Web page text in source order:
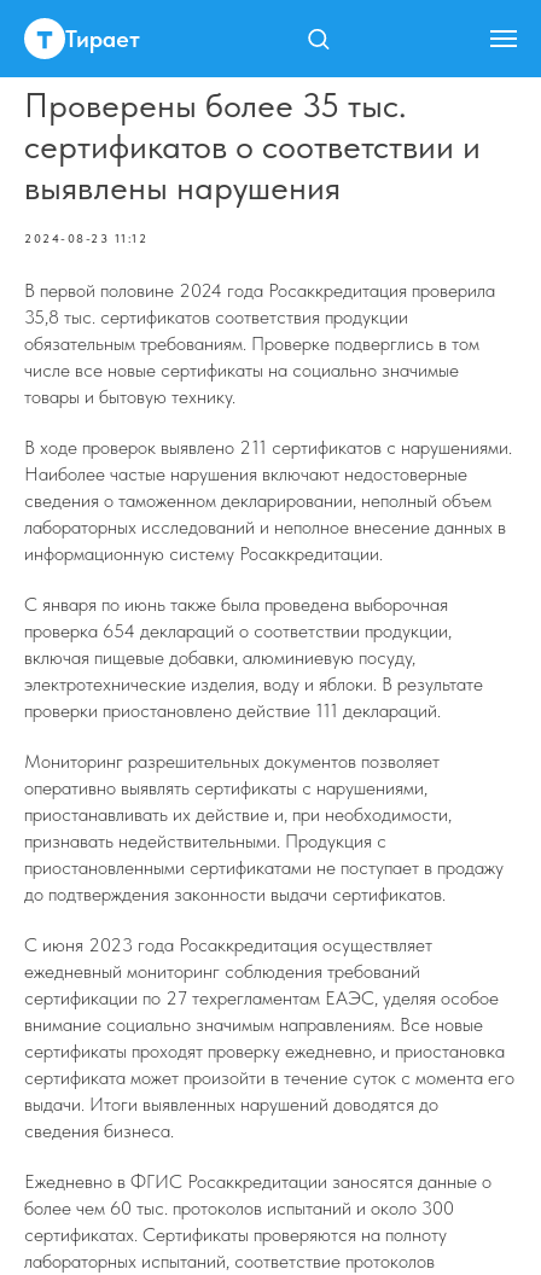
Тирает
Проверены более 35 тыс.
сертификатов о соответствии и
выявлены нарушения
2024-08-23 11:12
В первой половине 2024 года Росаккредитация проверила
35,8 тыс. сертификатов соответствия продукции
обязательным требованиям. Проверке подверглись в том
числе все новые сертификаты на социально значимые
товары и бытовую технику.
В ходе проверок выявлено 211 сертификатов с нарушениями.
Наиболее частые нарушения включают недостоверные
сведения о таможенном декларировании, неполный объем
лабораторных исследований и неполное внесение данных в
информационную систему Росаккредитации.
С января по июнь также была проведена выборочная
проверка 654 деклараций о соответствии продукции,
включая пищевые добавки, алюминиевую посуду,
электротехнические изделия, воду и яблоки. В результате
проверки приостановлено действие 111 деклараций.
Мониторинг разрешительных документов позволяет
оперативно выявлять сертификаты с нарушениями,
приостанавливать их действие и, при необходимости,
признавать недействительными. Продукция с
приостановленными сертификатами не поступает в продажу
до подтверждения законности выдачи сертификатов.
С июня 2023 года Росаккредитация осуществляет
ежедневный мониторинг соблюдения требований
сертификации по 27 техрегламентам ЕАЭС, уделяя особое
внимание социально значимым направлениям. Все новые
сертификаты проходят проверку ежедневно, и приостановка
сертификата может произойти в течение суток с момента его
выдачи. Итоги выявленных нарушений доводятся до
сведения бизнеса.
Ежедневно в ФГИС Росаккредитации заносятся данные о
более чем 60 тыс. протоколов испытаний и около 300
сертификатах. Сертификаты проверяются на полноту
лабораторных испытаний, соответствие протоколов